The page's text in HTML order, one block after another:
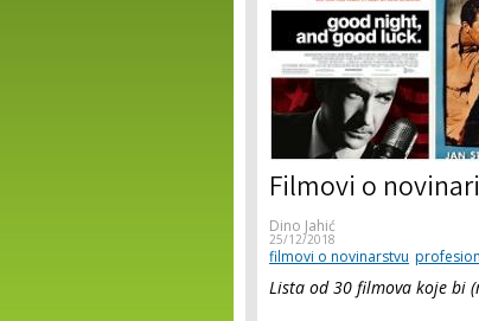
Filmovi o
Dino Jahić
25/12/2018
filmovi o novinarstvu
Lista od 30 filmova koje bi